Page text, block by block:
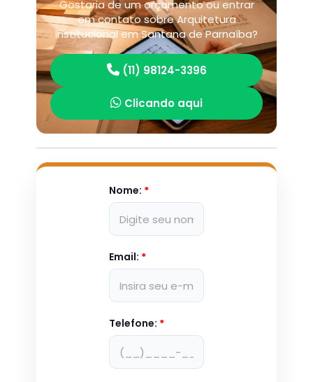
Gostaria de um orçamento ou entrar
em contato sobre Arquitetura
Institucional em Santana de Parnaíba?
(11) 98124-3396
Clicando aqui
Nome: *
Email: *
Telefone: *